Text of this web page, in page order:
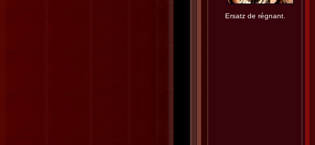
Ersatz de régnant.